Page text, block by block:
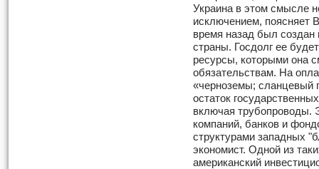
Украина в этом смысле
исключением, поясняет
время назад был создан
страны. Госдолг ее
ресурсы, которыми она
обязательствам. На
«черноземы; сланцевый
остаток
включая трубопроводы.
компаний, банков и
структурами западных
экономист. Одной из
американский